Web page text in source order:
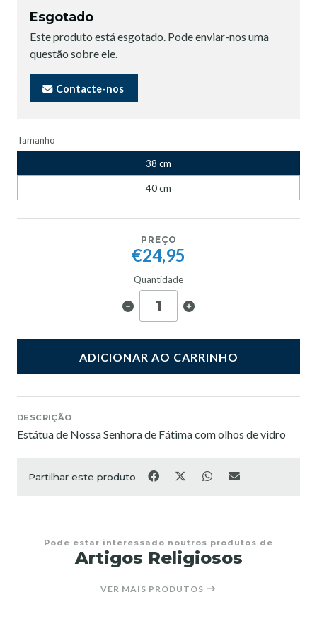
Esgotado
Este produto está esgotado. Pode enviar-nos uma
questão sobre ele.
Contacte-nos
Tamanho
38 cm
40 cm
PREÇO
€24,95
Quantidade
ADICIONAR AO CARRINHO
DESCRIÇÃO
Estátua de Nossa Senhora de Fátima com olhos de vidro
Partilhar este produto
Pode estar interessado noutros produtos de
Artigos Religiosos
VER MAIS PRODUTOS